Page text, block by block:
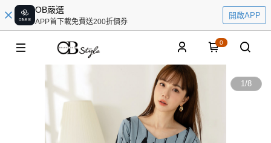
OB嚴選
APP首下載免費送200折價券
開啟APP
0
1/8